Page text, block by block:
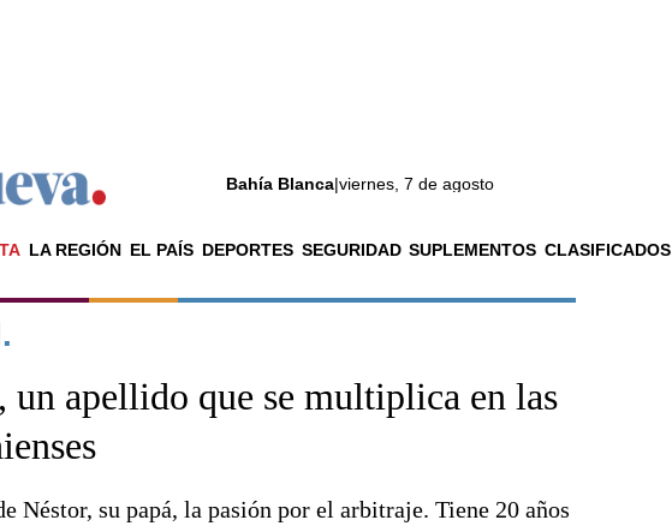
Bahía Blanca|viernes, 7 de agosto
LA REGIÓN EL PAÍS DEPORTES SEGURIDAD SUPLEMENTOS CLASIFICADOS
La ciudad
El país
un apellido que se multiplica en las
Néstor, su papá, la pasión por el arbitraje. Tiene 20 años